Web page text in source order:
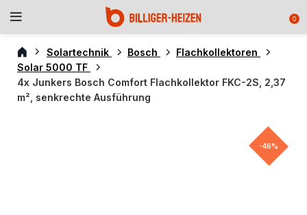
0
Solartechnik Bosch
Flachkollektoren
Solar 5000 TF
4x Junkers Bosch Comfort Flachkollektor FKC-2S, 2,37
m², senkrechte Ausführung
-46%